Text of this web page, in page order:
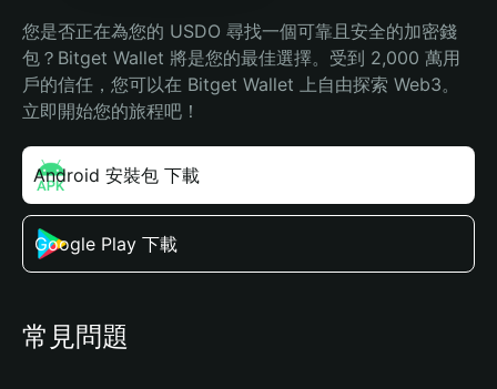
您是否正在為您的 USDO 尋找一個可靠且安全的加密錢
包？Bitget Wallet 將是您的最佳選擇。受到 2,000 萬用
戶的信任，您可以在 Bitget Wallet 上自由探索 Web3。
立即開始您的旅程吧！
Android 安裝包 下載
Google Play 下載
常見問題